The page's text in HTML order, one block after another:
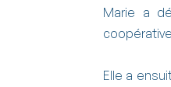
Marie a
Elle a